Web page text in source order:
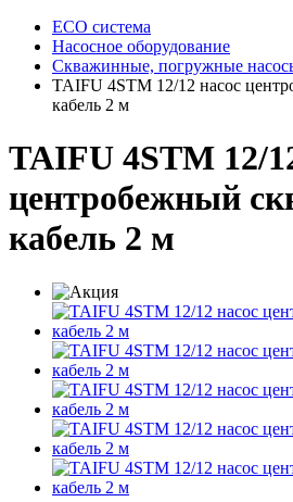
ECO система
Насосное оборудование
Скважинные, погружные
TAIFU 4STM 12/12 насос
кабель 2 м
TAIFU 4STM 12/
центробежный
кабель 2 м